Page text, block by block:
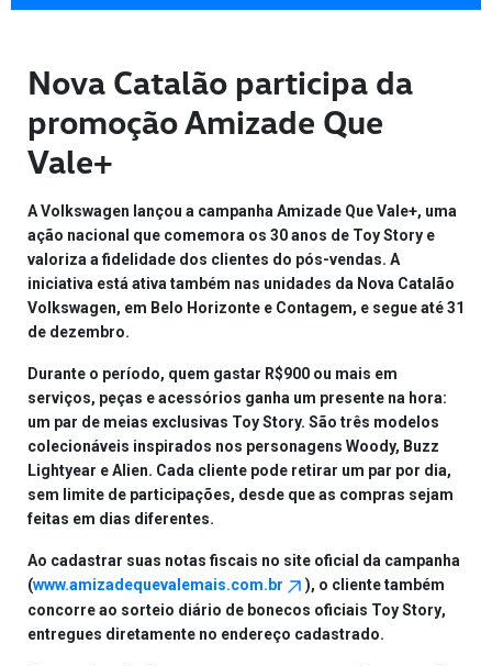
Nova Catalão participa da
promoção Amizade Que
Vale+
A Volkswagen lançou a campanha Amizade Que Vale+, uma
ação nacional que comemora os 30 anos de Toy Story e
valoriza a fidelidade dos clientes do pós-vendas. A
iniciativa está ativa também nas unidades da Nova Catalão
Volkswagen, em Belo Horizonte e Contagem, e segue até31
de dezembro.
Durante o período, quem gastar R$900 ou mais em
serviços, peças e acessórios ganha um presente na hora:
um par de meias exclusivas Toy Story. São três modelos
colecionáveis inspirados nos personagens Woody, Buzz
Lightyear e Alien. Cada cliente pode retirar um par por dia,
sem limite de participações, desde que as compras sejam
feitas em dias diferentes.
Ao cadastrar suas notas fiscais no site oficial da campanha
(www.amizadequevalemais.com.br
), o cliente também
concorre ao sorteio diário de bonecos oficiais Toy Story,
entregues diretamente no endereço cadastrado.